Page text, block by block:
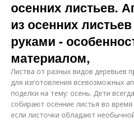
осенних листьев.
из осенних
руками -
материалом,
Листва от разных видов деревьев
для изготовления всевозможных
поделки на тему: осень. Дети
собирают осенние листья во
если листочки обладают